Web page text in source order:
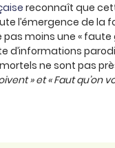
reconnaît que
l’émergence de la
pas moins une « faute
d’informations
ne sont pas
» et « Faut qu’on